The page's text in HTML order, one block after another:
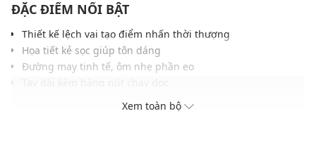
ĐẶC ĐIỂM NỔI BẬT
Thiết kế lệch vai tạo điểm nhấn thời thượng
Họa tiết kẻ sọc giúp tôn dáng
Đường may tinh tế, ôm nhẹ phần eo
Chất liệu vải mềm mại, thoáng mát
Phù hợp phối cùng quần âu, chân váy hoặc quần jeans
Xem toàn bộ